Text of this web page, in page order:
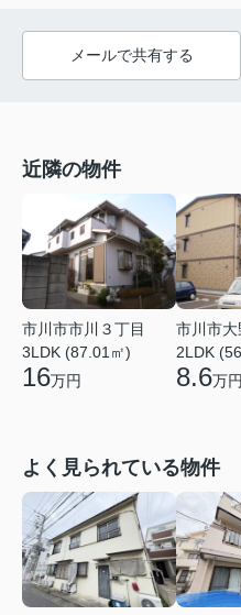
メールで共有する
近隣の物件
市川市市川３丁目
3LDK (87.01㎡)
16万円
市川市大
2LDK
8.6万円
よく見られている物件